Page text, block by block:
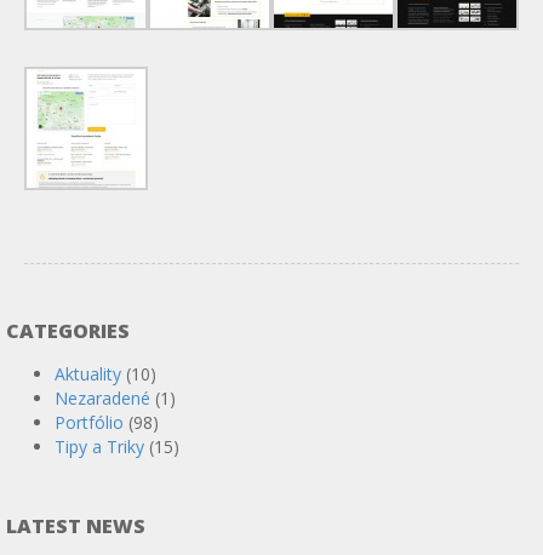
CATEGORIES
Aktuality (10)
Nezaradené (1)
Portfólio (98)
Tipy a Triky (15)
LATEST NEWS